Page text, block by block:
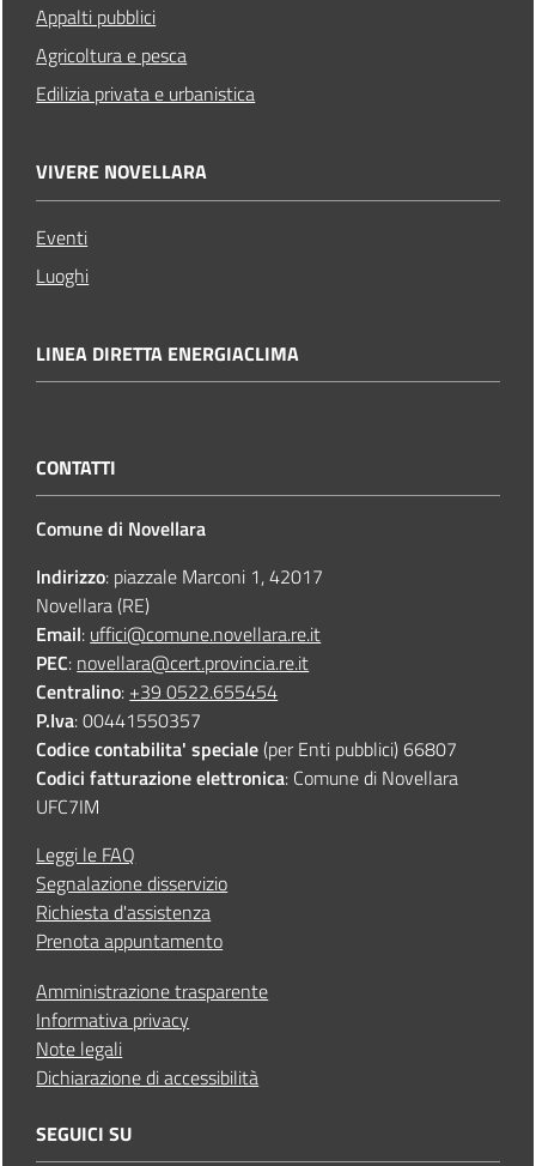
Appalti pubblici
Agricoltura e pesca
Edilizia privata e urbanistica
VIVERE NOVELLARA
Eventi
Luoghi
LINEA DIRETTA ENERGIACLIMA
CONTATTI
Comune di Novellara
Indirizzo: piazzale Marconi 1, 42017
Novellara (RE)
Email: uffici@comune.novellara.re.it
PEC: novellara@cert.provincia.re.it
Centralino: +39 0522.655454
P.Iva: 00441550357
Codice contabilita' speciale (per Enti pubblici) 66807
Codici fatturazione elettronica: Comune di Novellara
UFC7IM
Leggi le FAQ
Segnalazione disservizio
Richiesta d'assistenza
Prenota appuntamento
Amministrazione trasparente
Informativa privacy
Note legali
Dichiarazione di accessibilità
SEGUICI SU